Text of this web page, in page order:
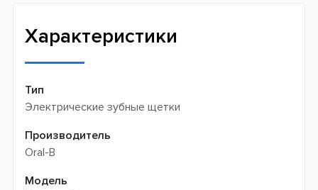
Характеристики
Тип
Электрические зубные щетки
Производитель
Oral-B
Модель